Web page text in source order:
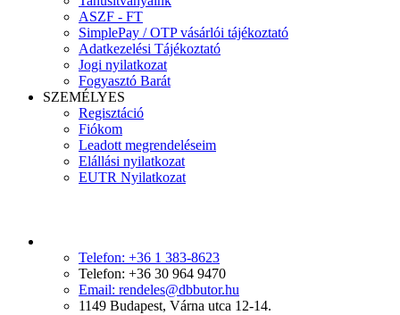
ASZF - FT
SimplePay / OTP vásárlói tájékoztató
Adatkezelési Tájékoztató
Jogi nyilatkozat
Fogyasztó Barát
SZEMÉLYES
Regisztáció
Fiókom
Leadott megrendeléseim
Elállási nyilatkozat
EUTR Nyilatkozat
Telefon: +36 1 383-8623
Telefon: +36 30 964 9470
Email: rendeles@dbbutor.hu
1149 Budapest, Várna utca 12-14.